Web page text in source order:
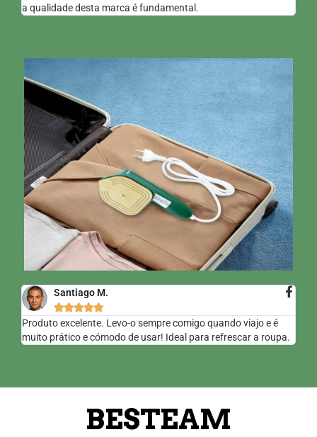
a qualidade desta marca é fundamental.
Santiago M.

Produto excelente. Levo-o sempre comigo quando viajo e é
muito prático e cómodo de usar! Ideal para refrescar a roupa.
BESTEAM